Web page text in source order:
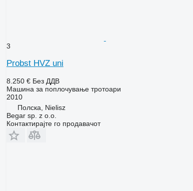
3
Probst HVZ uni
8.250 € Без ДДВ
Машина за поплочување тротоари
2010
Полска, Nielisz
Begar sp. z o.o.
Контактирајте го продавачот